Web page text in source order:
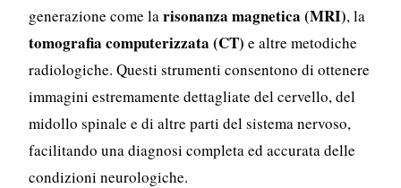
generazione come larisonanza magnetica (MRI), la
tomografia computerizzata (CT) e altre metodiche
radiologiche. Questi strumenti consentono di ottenere
immagini estremamente dettagliate del cervello, del
midollo spinale e di altre parti del sistema nervoso,
facilitando una diagnosi completa ed accurata delle
condizioni neurologiche.